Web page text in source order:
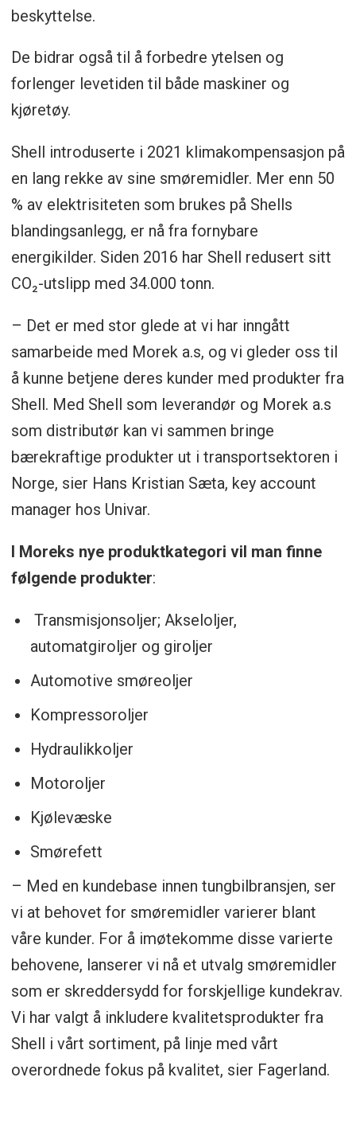
beskyttelse.
De bidrar også til å forbedre ytelsen og
forlenger levetiden til både maskiner og
kjøretøy.
Shell introduserte i 2021 klimakompensasjon på
en lang rekke av sine smøremidler. Mer enn 50
% av elektrisiteten som brukes på Shells
blandingsanlegg, er nå fra fornybare
energikilder. Siden 2016 har Shell redusert sitt
CO₂-utslipp med 34.000 tonn.
– Det er med stor glede at vi har inngått
samarbeide med Morek a.s, og vi gleder oss til
å kunne betjene deres kunder med produkter fra
Shell. Med Shell som leverandør og Morek a.s
som distributør kan vi sammen bringe
bærekraftige produkter ut i transportsektoren i
Norge, sier Hans Kristian Sæta, key account
manager hos Univar.
I Moreks nye produktkategori vil man finne
følgende produkter:
Transmisjonsoljer; Akseloljer,
automatgiroljer og giroljer
Automotive smøreoljer
Kompressoroljer
Hydraulikkoljer
Motoroljer
Kjølevæske
Smørefett
– Med en kundebase innen tungbilbransjen, ser
vi at behovet for smøremidler varierer blant
våre kunder. For å imøtekomme disse varierte
behovene, lanserer vi nå et utvalg smøremidler
som er skreddersydd for forskjellige kundekrav.
Vi har valgt å inkludere kvalitetsprodukter fra
Shell i vårt sortiment, på linje med vårt
overordnede fokus på kvalitet, sier Fagerland.